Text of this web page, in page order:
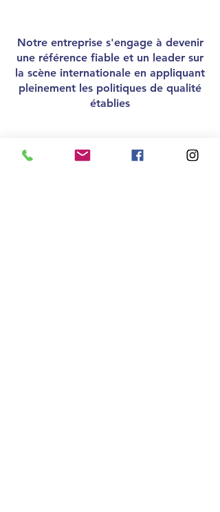
Notre entreprise s'engage à devenir
une référence fiable et un leader sur
la scène internationale en appliquant
pleinement les politiques de qualité
établies